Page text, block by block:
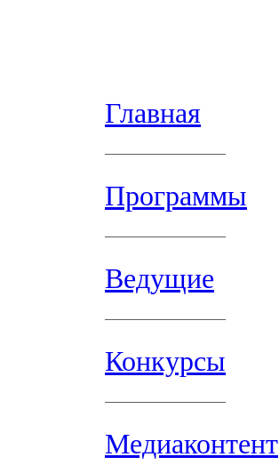
Главная
Программы
Ведущие
Конкурсы
Медиаконтент